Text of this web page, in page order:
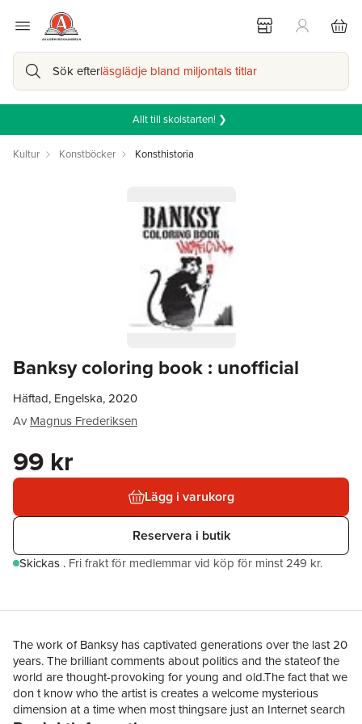
Sök efterläsglädje bland miljontals titlar
Allt till skolstarten! ❯
Kultur Konstböcker Konsthistoria
Banksy coloring book : unofficial
Häftad, Engelska, 2020
Av Magnus Frederiksen
99 kr
Lägg i varukorg
Reservera i butik
Skickas . Fri frakt för medlemmar vid köp för minst 249 kr.
The work of Banksy has captivated generations over the last 20
years. The brilliant comments about politics and the stateof the
world are thought-provoking for young and old.The fact that we
don t know who the artist is creates a welcome mysterious
dimension at a time when most thingsare just an Internet search